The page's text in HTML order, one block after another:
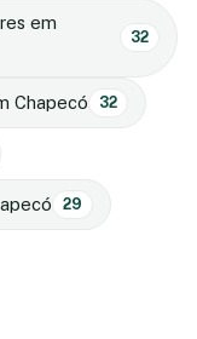
em
32
Chapecó 32
29